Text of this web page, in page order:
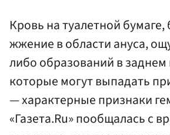
Кровь на туалетной бумаге,
жжение в области ануса,
либо образований в
которые могут выпадать
— характерные признаки
«Газета.Ru» пообщалась с